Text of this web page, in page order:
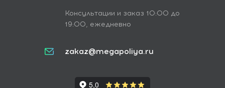
Консультации и заказ 10:00 до
19:00, ежедневно
zakaz@megapoliya.ru